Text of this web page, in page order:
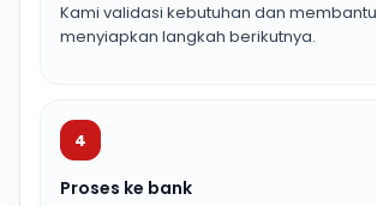
Kami validasi kebutuhan dan membantu
menyiapkan langkah berikutnya.
4
Proses ke bank